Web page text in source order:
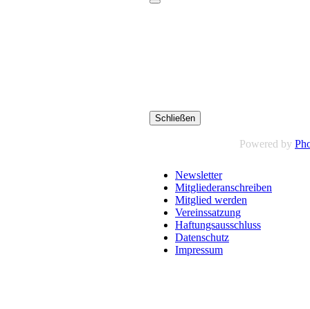
Schließen
Powered by
Newsletter
Mitgliederanschreiben
Mitglied werden
Vereinssatzung
Haftungsausschluss
Datenschutz
Impressum